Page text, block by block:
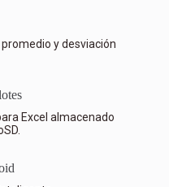
y desviación
Excel almacenado